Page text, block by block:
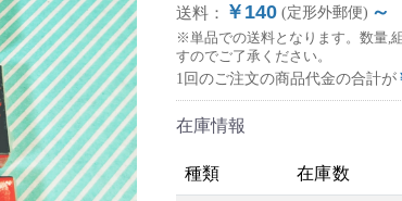
送料： ￥140 (定形外郵便) ～
※単品での送料となります。数量,
すのでご了承ください。
1回のご注文の商品代金の合計が
在庫情報
種類 在庫数